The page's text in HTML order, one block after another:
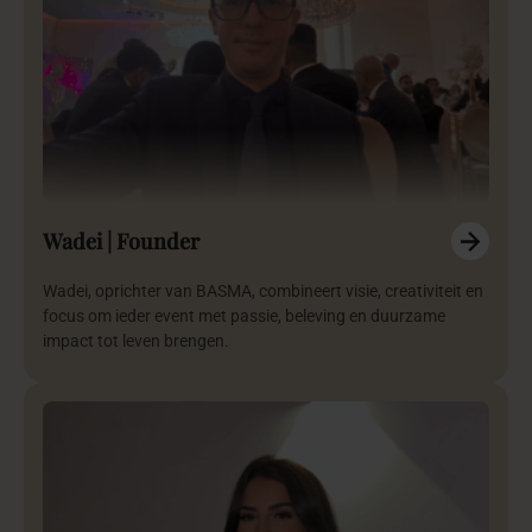
Wadei | Founder
Wadei, oprichter van BASMA, combineert visie, creativiteit en
focus om ieder event met passie, beleving en duurzame
impact tot leven brengen.